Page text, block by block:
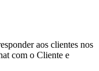
aos clientes nos
com o Cliente e